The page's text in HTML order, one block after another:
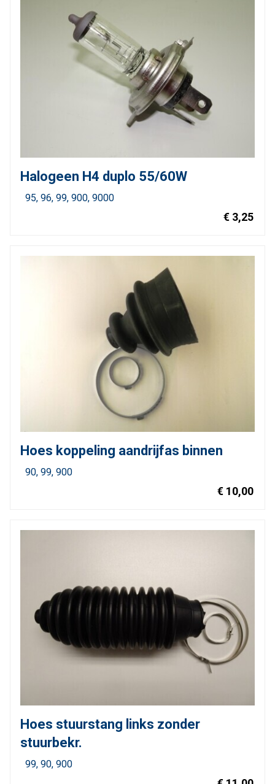
Halogeen H4 duplo 55/60W
95 96 99 900 9000
€ 3,25
Hoes koppeling aandrijfas binnen
90 99 900
€ 10,00
Hoes stuurstang links zonder
stuurbekr.
99 90 900